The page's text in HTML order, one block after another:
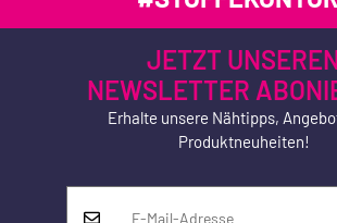
JETZT
NEWSLETTER
Erhalte unsere Nähtipps,
Produktneuheiten!